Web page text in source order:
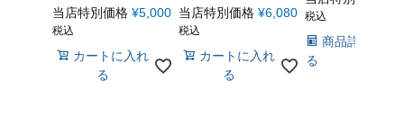
当店特別価格 ¥5,000
税込
カートに入れ
る
当店特別価格 ¥6,080
税込
カートに入れ
る
税込
商品詳細を見
る